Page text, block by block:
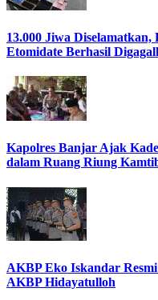
13.000 Jiwa
Etomidate Berhasil
Kapolres Banjar Ajak
dalam Ruang Riung
AKBP Eko Iskandar
AKBP Hidayatulloh